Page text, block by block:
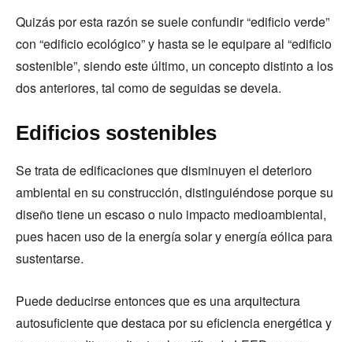
Quizás por esta razón se suele confundir “edificio verde”
con “edificio ecológico” y hasta se le equipare al “edificio
sostenible”, siendo este último, un concepto distinto a los
dos anteriores, tal como de seguidas se devela.
Edificios sostenibles
Se trata de edificaciones que disminuyen el deterioro
ambiental en su construcción, distinguiéndose porque su
diseño tiene un escaso o nulo impacto medioambiental,
pues hacen uso de la energía solar y energía eólica para
sustentarse.
Puede deducirse entonces que es una arquitectura
autosuficiente que destaca por su eficiencia energética y